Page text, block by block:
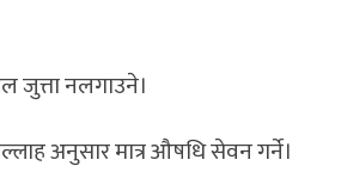
जुत्ता नलगाउने।
अनुसार मात्र औषधि सेवन गर्ने।